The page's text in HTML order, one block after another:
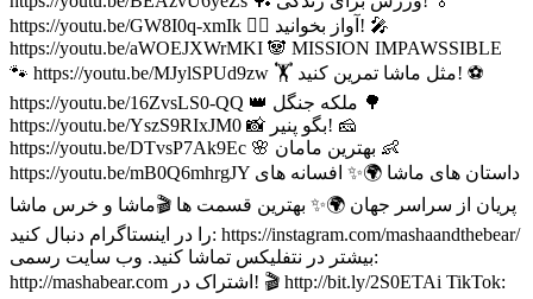
https://youtu.be/GW8I0q-xmIk 👱‍♀️ آواز بخوانید! 🎤
https://youtu.be/aWOEJXWrMKI 🐼 MISSION IMPAWSSIBLE
🐾 https://youtu.be/MJylSPUd9zw 🏋️ مثل ماشا تمرین کنید! ⚽
https://youtu.be/16ZvsLS0-QQ 👑 ملکه جنگل 🌳
https://youtu.be/YszS9RIxJM0 📸 بگو پنیر! 🧀
https://youtu.be/DTvsP7Ak9Ec 🌸 بهترین مامان 👶
https://youtu.be/mB0Q6mhrgJY داستان های ماشا 🌍✨ افسانه های
پریان از سراسر جهان 🌍✨ بهترین قسمت ها 🎬ماشا و خرس ماشا
را در اینستاگرام دنبال کنید: https://instagram.com/mashaandthebear/
بیشتر در نتفلیکس تماشا کنید. وب سایت رسمی:
http://mashabear.com اشتراک در! 🎬 http://bit.ly/2S0ETAi TikTok: